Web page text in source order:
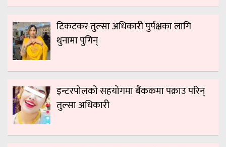
टिकटकर तुल्सा अधिकारी पुर्पक्षका लागि
थुनामा पुगिन्
इन्टरपोलको सहयोगमा बैंककमा पक्राउ परिन्
तुल्सा अधिकारी